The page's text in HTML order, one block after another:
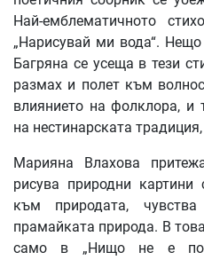
Най-емблематичното
„Нарисувай ми вода“.
Багряна се усеща в тези
размах и полет към
влиянието на фолклора,
на нестинарската
Марияна Влахова
рисува природни
към природата,
прамайката природа. В
само в „Нищо не е по-